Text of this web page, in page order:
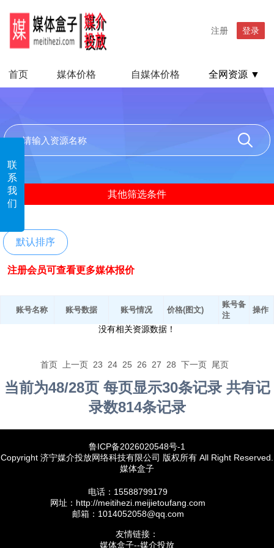
联
系
我
们
注册 登录
首页 媒体价格 自媒体价格 全网资源 ▼
其他筛选条件
默认排序
注册会员可查看更多媒体报价
账号名称 账号数据 账号情况 价格(图文)
账号备
注
操作
没有相关资源数据！
首页 上一页 23 24 25 26 27 28 下一页 尾页
当前为48/28页 每页显示30条记录 共有记
录数814条记录
鲁ICP备2026020548号-1
Copyright 济宁媒介投放网络科技有限公司 版权所有 All Right Reserved.
媒体盒子
电话：15588799179
网址：http://meitihezi.meijietoufang.com
邮箱：1014052058@qq.com
友情链接：
媒体盒子--媒介投放